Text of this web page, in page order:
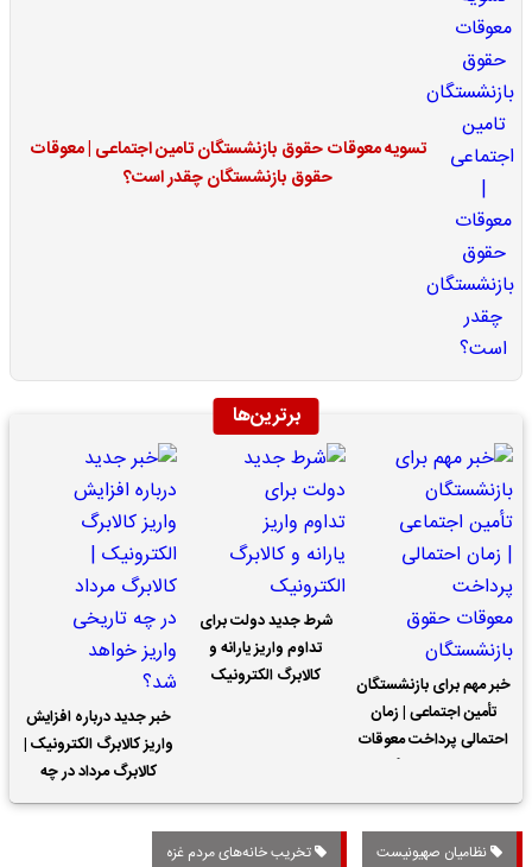
تسویه معوقات حقوق بازنشستگان تامین اجتماعی | معوقات
حقوق بازنشستگان چقدر است؟
برترین‌ها
خبر مهم برای بازنشستگان
تأمین اجتماعی | زمان
احتمالی پرداخت معوقات
شرط جدید دولت برای
تداوم واریز یارانه و
کالابرگ الکترونیک
خبر جدید درباره افزایش
واریز کالابرگ الکترونیک |
کالابرگ مرداد در چه
تاریخی واریز خواهد شد؟
نظامیان صهیونیست تخریب خانه‌های مردم غزه